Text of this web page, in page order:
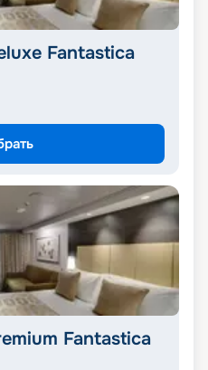
Fantastica
Fantastica